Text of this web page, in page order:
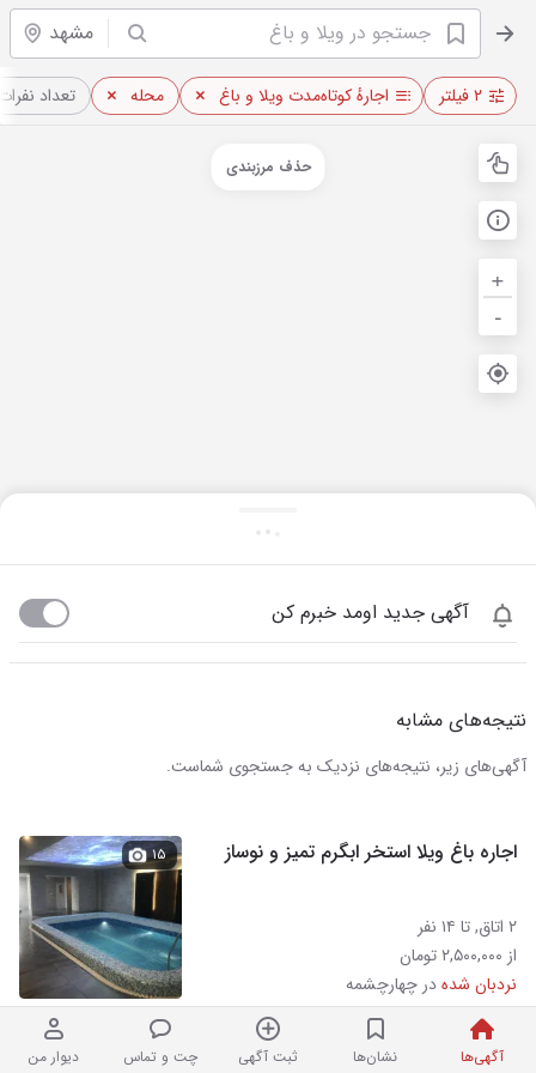
مشهد
آگهی‌ها نشان‌ها ثبت آگهی چت و تماس دیوار من
۲ فیلتر اجارهٔ کوتاه‌مدت ویلا و باغ محله تعداد
+
-
حذف مرزبندی
آگهی جدید اومد خبرم کن
نتیجه‌های مشابه
آگهی‌های زیر، نتیجه‌های نزدیک به جستجوی شماست.
اجاره باغ ویلا استخر ابگرم تمیز و نوساز
۲ اتاق, تا ۱۴ نفر
از ۲,۵۰۰,۰۰۰ تومان
نردبان شدهدر چهارچشمه
۱۵